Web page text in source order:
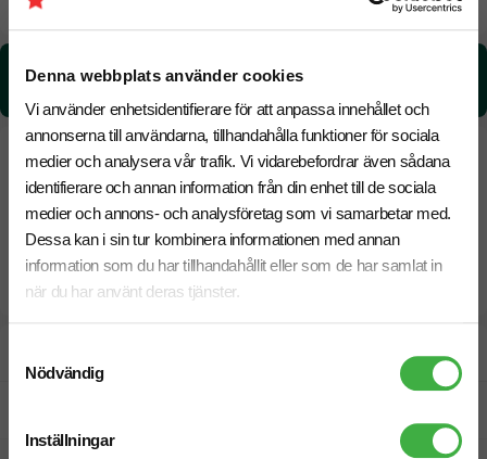
Denna webbplats använder cookies
Vi använder enhetsidentifierare för att anpassa innehållet och
annonserna till användarna, tillhandahålla funktioner för sociala
medier och analysera vår trafik. Vi vidarebefordrar även sådana
identifierare och annan information från din enhet till de sociala
medier och annons- och analysföretag som vi samarbetar med.
Dessa kan i sin tur kombinera informationen med annan
information som du har tillhandahållit eller som de har samlat in
när du har använt deras tjänster.
Nödvändig
Inställningar
CO₂e -avtryck:
0,628903455889153 kg CO₂e / per styck